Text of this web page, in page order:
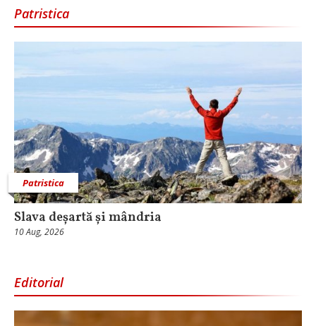
Patristica
Patristica
Slava deșartă și mândria
10 Aug, 2026
Editorial